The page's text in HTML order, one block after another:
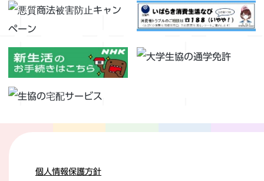
個人情報保護方針